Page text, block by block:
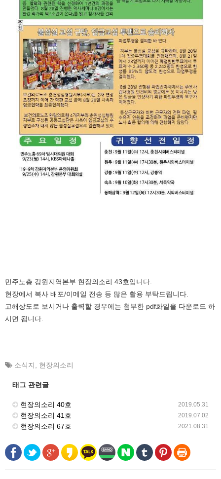
민주노총 강원지역본부 현장의소리 43호입니다.
현장에서 복사 배포/이메일 전송 등 많은 활용 부탁드립니다.
고해상도로 보시거나 출력할 경우에는 첨부한 pdf화일을 다운로드 하
시면 됩니다.
소식지 현장의소리
태그 관련글
2019.05.31
현장의소리 40호
2019.07.02
현장의소리 41호
2021.08.31
현장의소리 67호